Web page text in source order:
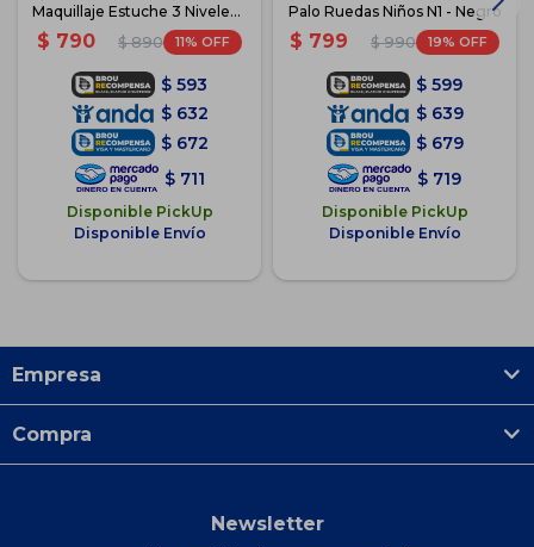
Maquillaje Estuche 3 Niveles -
Sirena
$ 790 $ 890 11
$ 593
$ 632
$ 672
$ 711
Disponible PickUp
Disponible Envío
Palo Ruedas Niños N1 - Negro
$ 799 $ 990 19
$ 599
$ 639
$ 679
$ 719
Disponible PickUp
Disponible Envío
Empresa
Compra
Newsletter